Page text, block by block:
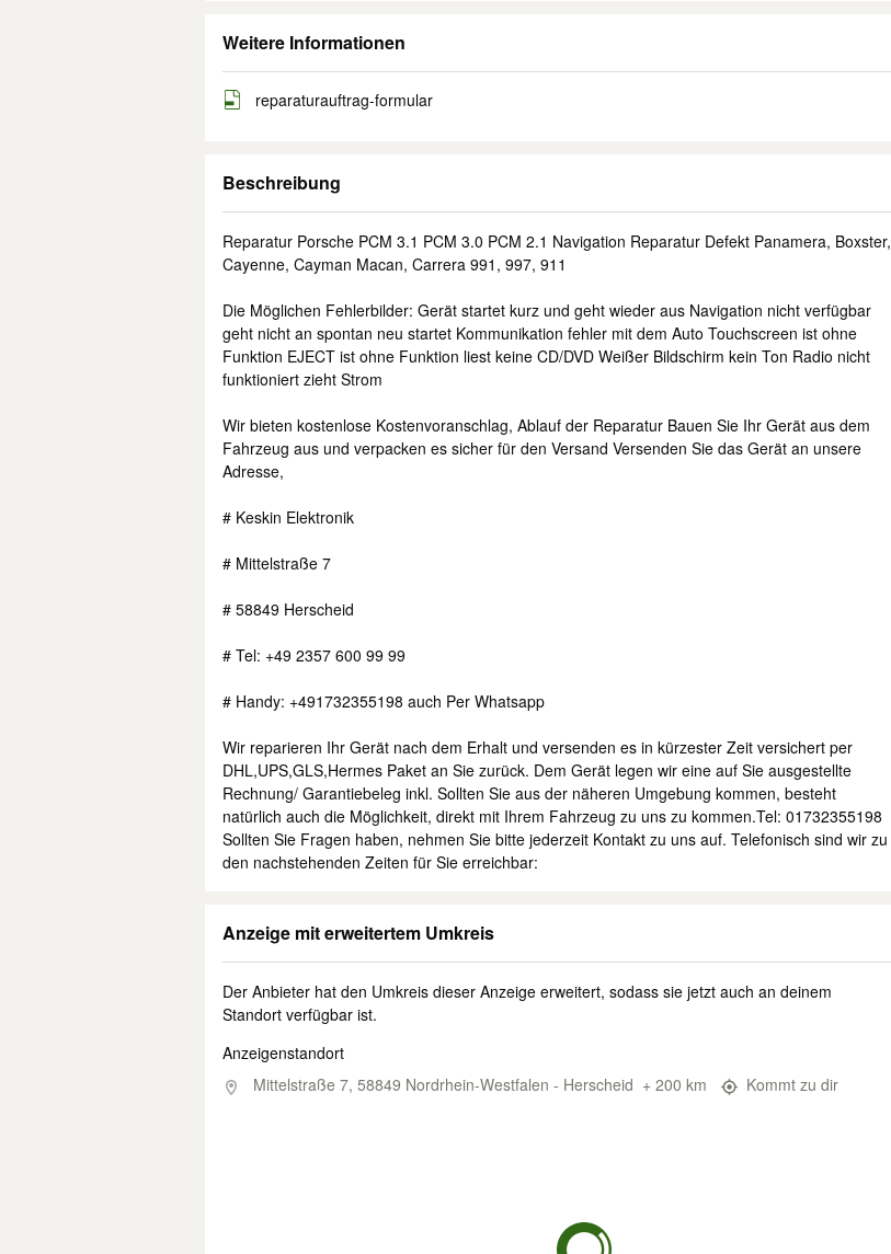
Weitere Informationen
reparaturauftrag-formular
Beschreibung
Reparatur Porsche PCM 3.1 PCM 3.0 PCM 2.1 Navigation Reparatur Defekt Panamera, Boxster,
Cayenne, Cayman Macan, Carrera 991, 997, 911
Die Möglichen Fehlerbilder: Gerät startet kurz und geht wieder aus Navigation nicht verfügbar
geht nicht an spontan neu startet Kommunikation fehler mit dem Auto Touchscreen ist ohne
Funktion EJECT ist ohne Funktion liest keine CD/DVD Weißer Bildschirm kein Ton Radio nicht
funktioniert zieht Strom
Wir bieten kostenlose Kostenvoranschlag, Ablauf der Reparatur Bauen Sie Ihr Gerät aus dem
Fahrzeug aus und verpacken es sicher für den Versand Versenden Sie das Gerät an unsere
Adresse,
# Keskin Elektronik
# Mittelstraße 7
# 58849 Herscheid
# Tel: +49 2357 600 99 99
# Handy: +491732355198 auch Per Whatsapp
Wir reparieren Ihr Gerät nach dem Erhalt und versenden es in kürzester Zeit versichert per
DHL,UPS,GLS,Hermes Paket an Sie zurück. Dem Gerät legen wir eine auf Sie ausgestellte
Rechnung/ Garantiebeleg inkl. Sollten Sie aus der näheren Umgebung kommen, besteht
natürlich auch die Möglichkeit, direkt mit Ihrem Fahrzeug zu uns zu kommen.Tel: 01732355198
Sollten Sie Fragen haben, nehmen Sie bitte jederzeit Kontakt zu uns auf. Telefonisch sind wir zu
den nachstehenden Zeiten für Sie erreichbar:
Anzeige mit erweitertem Umkreis
Der Anbieter hat den Umkreis dieser Anzeige erweitert, sodass sie jetzt auch an deinem
Standort verfügbar ist.
Anzeigenstandort
Mittelstraße 7, 58849 Nordrhein-Westfalen - Herscheid + 200 km Kommt zu dir